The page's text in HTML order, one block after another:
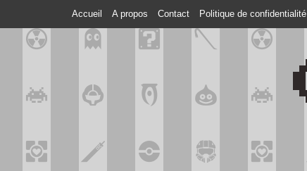
Accueil A propos Contact Politique de confidentialité